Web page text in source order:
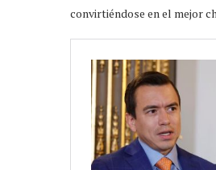
convirtiéndose en el mejor